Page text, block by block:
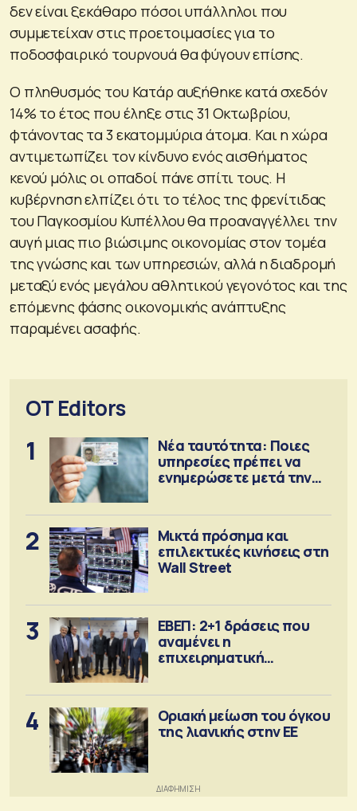
δεν είναι ξεκάθαρο πόσοι υπάλληλοι που
συμμετείχαν στις προετοιμασίες για το
ποδοσφαιρικό τουρνουά θα φύγουν επίσης.
Ο πληθυσμός του Κατάρ αυξήθηκε κατά σχεδόν
14% το έτος που έληξε στις 31 Οκτωβρίου,
φτάνοντας τα 3 εκατομμύρια άτομα. Και η χώρα
αντιμετωπίζει τον κίνδυνο ενός αισθήματος
κενού μόλις οι οπαδοί πάνε σπίτι τους. Η
κυβέρνηση ελπίζει ότι το τέλος της φρενίτιδας
του Παγκοσμίου Κυπέλλου θα προαναγγέλλει την
αυγή μιας πιο βιώσιμης οικονομίας στον τομέα
της γνώσης και των υπηρεσιών, αλλά η διαδρομή
μεταξύ ενός μεγάλου αθλητικού γεγονότος και της
επόμενης φάσης οικονομικής ανάπτυξης
παραμένει ασαφής.
OT Editors
1
Νέα ταυτότητα: Ποιες
υπηρεσίες πρέπει να
ενημερώσετε μετά την
2
Μικτά πρόσημα και
επιλεκτικές κινήσεις στη
Wall Street
3
ΕΒΕΠ: 2+1 δράσεις που
αναμένει η
επιχειρηματική
4
Οριακή μείωση του όγκου
της λιανικής στην ΕΕ